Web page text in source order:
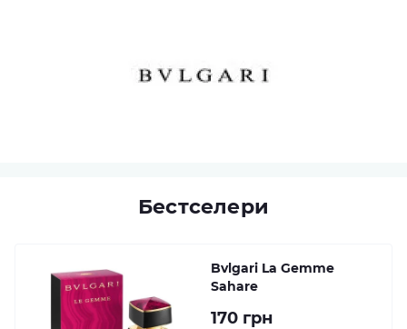
Бестселери
Bvlgari La Gemme
Sahare
170 грн